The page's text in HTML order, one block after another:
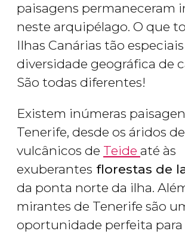
paisagens permaneceram
neste arquipélago. O que
Ilhas Canárias tão especiais
diversidade geográfica de
São todas diferentes!
Existem inúmeras
Tenerife, desde os áridos
vulcânicos de Teide até às
exuberantes florestas de
da ponta norte da ilha.
mirantes de Tenerife são
oportunidade perfeita para